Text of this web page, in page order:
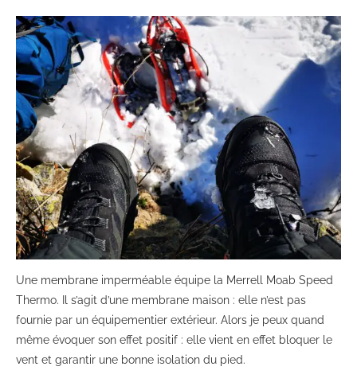
Une membrane imperméable équipe la Merrell Moab Speed
Thermo. Il s’agit d’une membrane maison : elle n’est pas
fournie par un équipementier extérieur. Alors je peux quand
même évoquer son effet positif : elle vient en effet bloquer le
vent et garantir une bonne isolation du pied.